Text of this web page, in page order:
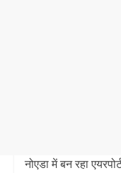
नोएडा में बन रहा